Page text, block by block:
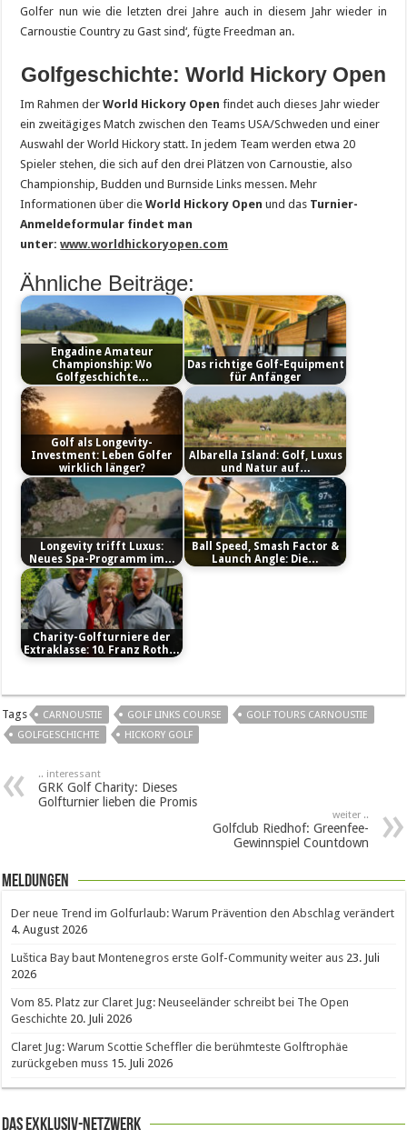
Golfer nun wie die letzten drei Jahre auch in diesem Jahr wieder in
Carnoustie Country zu Gast sind‘, fügte Freedman an.
Golfgeschichte: World Hickory Open
Im Rahmen derWorld Hickory Open findet auch dieses Jahr wieder
ein zweitägiges Match zwischen den Teams USA/Schweden und einer
Auswahl der World Hickory statt. In jedem Team werden etwa 20
Spieler stehen, die sich auf den drei Plätzen von Carnoustie, also
Championship, Budden und Burnside Links messen.Mehr
Informationen über die World Hickory Openund das Turnier-
Anmeldeformular findet man
unter:www.worldhickoryopen.com
Ähnliche Beiträge:
Engadine Amateur
Championship: Wo
Golfgeschichte…
Das richtige Golf-Equipment
für Anfänger
Golf als Longevity-
Investment: Leben Golfer
wirklich länger?
Albarella Island: Golf, Luxus
und Natur auf…
Longevity trifft Luxus:
Neues Spa-Programm im…
Ball Speed, Smash Factor &
Launch Angle: Die…
Charity-Golfturniere der
Extraklasse: 10. Franz Roth…
Tags CARNOUSTIE GOLF LINKS COURSE
GOLF TOURS CARNOUSTIE
GOLFGESCHICHTE
HICKORY GOLF
.. interessant
GRK Golf Charity: Dieses
Golfturnier lieben die Promis
weiter ..
Golfclub Riedhof: Greenfee-
Gewinnspiel Countdown
Meldungen
Der neue Trend im Golfurlaub: Warum Prävention den Abschlag verändert
4. August 2026
Luštica Bay baut Montenegros erste Golf-Community weiter aus 23. Juli
2026
Vom 85. Platz zur Claret Jug: Neuseeländer schreibt bei The Open
Geschichte 20. Juli 2026
Claret Jug: Warum Scottie Scheffler die berühmteste Golftrophäe
zurückgeben muss 15. Juli 2026
Das Exklusiv-Netzwerk